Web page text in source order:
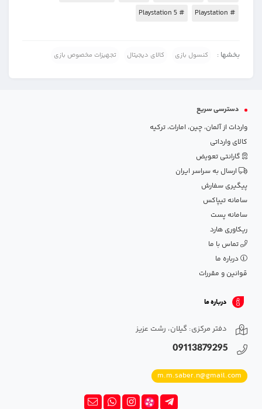
# Playstation
# Playstation 5
بخشها : کنسول بازی کالای دیجیتال تجهیزات مخصوص بازی
دسترسی سریع
واردات از آلمان، چین، امارات، ترکیه
کالای وارداتی
گارانتی تعویض
ارسال به سراسر ایران
پیگیری سفارش
سامانه تیپاکس
سامانه پست
ریکاوری هارد
تماس با ما
درباره ما
قوانین و مقررات
درباره ما
دفتر مرکزی: گیلان، رشت عزیز
09113879295
m.m.saber.n@gmail.com